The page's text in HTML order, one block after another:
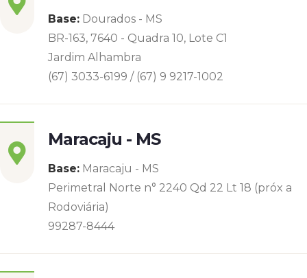
Base: Dourados - MS
BR-163, 7640 - Quadra 10, Lote C1
Jardim Alhambra
(67) 3033-6199 / (67) 9 9217-1002
Maracaju - MS
Base: Maracaju - MS
Perimetral Norte n° 2240 Qd 22 Lt 18 (próx a
Rodoviária)
99287-8444